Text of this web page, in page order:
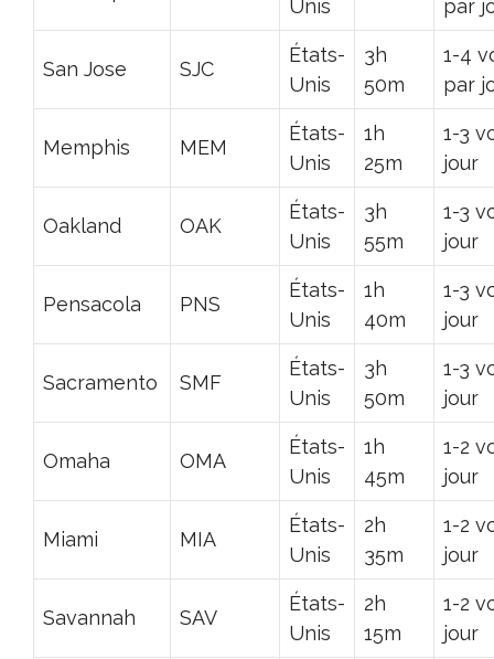
Unis par
San Jose SJC
États-
Unis
3h
50m
1-4
par
Memphis MEM
États-
Unis
1h
25m
1-3
jour
Oakland OAK
États-
Unis
3h
55m
1-3
jour
Pensacola PNS
États-
Unis
1h
40m
1-3
jour
Sacramento SMF
États-
Unis
3h
50m
1-3
jour
Omaha OMA
États-
Unis
1h
45m
1-2
jour
Miami MIA
États-
Unis
2h
35m
1-2
jour
Savannah SAV
États-
Unis
2h
15m
1-2
jour